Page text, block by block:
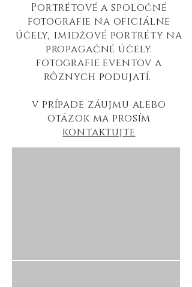
Portrétové a spoločné
fotografie na oficiálne
účely, imidžové portréty na
propagačné účely.
fotografie eventov a
rôznych podujatí.
v prípade záujmu alebo
otázok ma prosím
kontaktujte